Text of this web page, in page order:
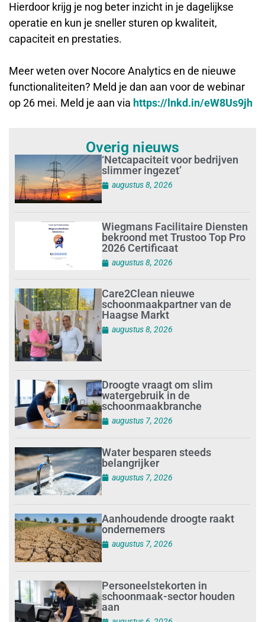
Hierdoor krijg je nog beter inzicht in je dagelijkse
operatie en kun je sneller sturen op kwaliteit,
capaciteit en prestaties.
Meer weten over Nocore Analytics en de nieuwe
functionaliteiten? Meld je dan aan voor de webinar
op 26 mei. Meld je aan via https://lnkd.in/eW8Us9jh
Overig nieuws
‘Netcapaciteit voor bedrijven
slimmer ingezet’
augustus 8, 2026
Wiegmans Facilitaire Diensten
bekroond met Trustoo Top Pro
2026 Certificaat
augustus 8, 2026
Care2Clean nieuwe
schoonmaakpartner van de
Haagse Markt
augustus 8, 2026
Droogte vraagt om slim
watergebruik in de
schoonmaakbranche
augustus 7, 2026
Water besparen steeds
belangrijker
augustus 7, 2026
Aanhoudende droogte raakt
ondernemers
augustus 7, 2026
Personeelstekorten in
schoonmaak-sector houden
aan